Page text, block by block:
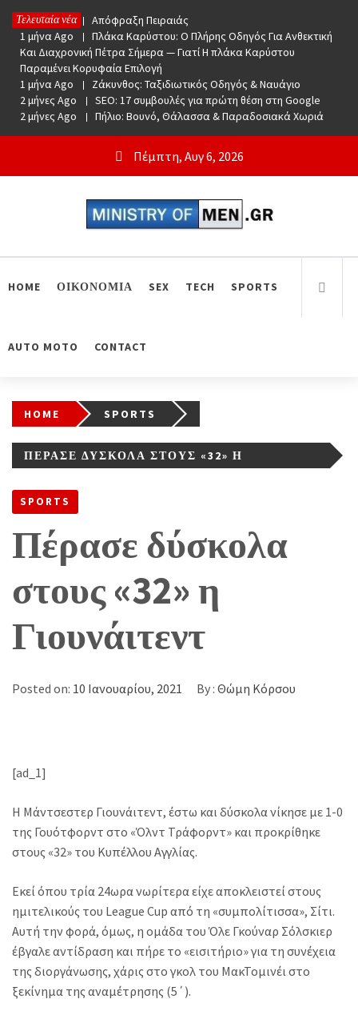
Skip
content
Τελευταία νέα
1 μήνα Ago
Απόφραξη Πειραιάς
1 μήνα Ago
Πλάκα Καρύστου: Ο Πλήρης Οδηγός Για Ανθεκτική
Και Διαχρονική Πέτρα Σήμερα — Γιατί Η πλάκα Καρύστου
Παραμένει Κορυφαία Επιλογή
1 μήνα Ago
Ζάκυνθος: Ταξιδιωτικός Οδηγός & Ναυάγιο
2 μήνες Ago
SEO: 17 συμβουλές για πρώτη θέση στη Google
2 μήνες Ago
Πήλιο: Βουνό, Θάλασσα & Παραδοσιακά Χωριά
Πέμπτη, Αυγ 6, 2026
Ministry Of Men
HOME ΟΙΚΟΝΟΜΙΑ SEX TECH SPORTS
AUTO MOTO CONTACT
HOME SPORTS
ΠΈΡΑΣΕ ΔΎΣΚΟΛΑ ΣΤΟΥΣ «32» Η
SPORTS
Πέρασε δύσκολα
στους «32» η
Γιουνάιτεντ
Posted on: 10 Ιανουαρίου, 2021 By : Θώμη Κόρσου
[ad_1]
Η Μάντσεστερ Γιουνάιτεντ, έστω και δύσκολα νίκησε με 1-0
της Γουότφορντ στο «Όλντ Τράφορντ» και προκρίθηκε
στους «32» του Κυπέλλου Αγγλίας.
Εκεί όπου τρία 24ωρα νωρίτερα είχε αποκλειστεί στους
ημιτελικούς του League Cup από τη «συμπολίτισσα», Σίτι.
Αυτή την φορά, όμως, η ομάδα του Όλε Γκούναρ Σόλσκιερ
έβγαλε αντίδραση και πήρε το «εισιτήριο» για τη συνέχεια
της διοργάνωσης, χάρις στο γκολ του ΜακΤομινέι στο
ξεκίνημα της αναμέτρησης (5΄).